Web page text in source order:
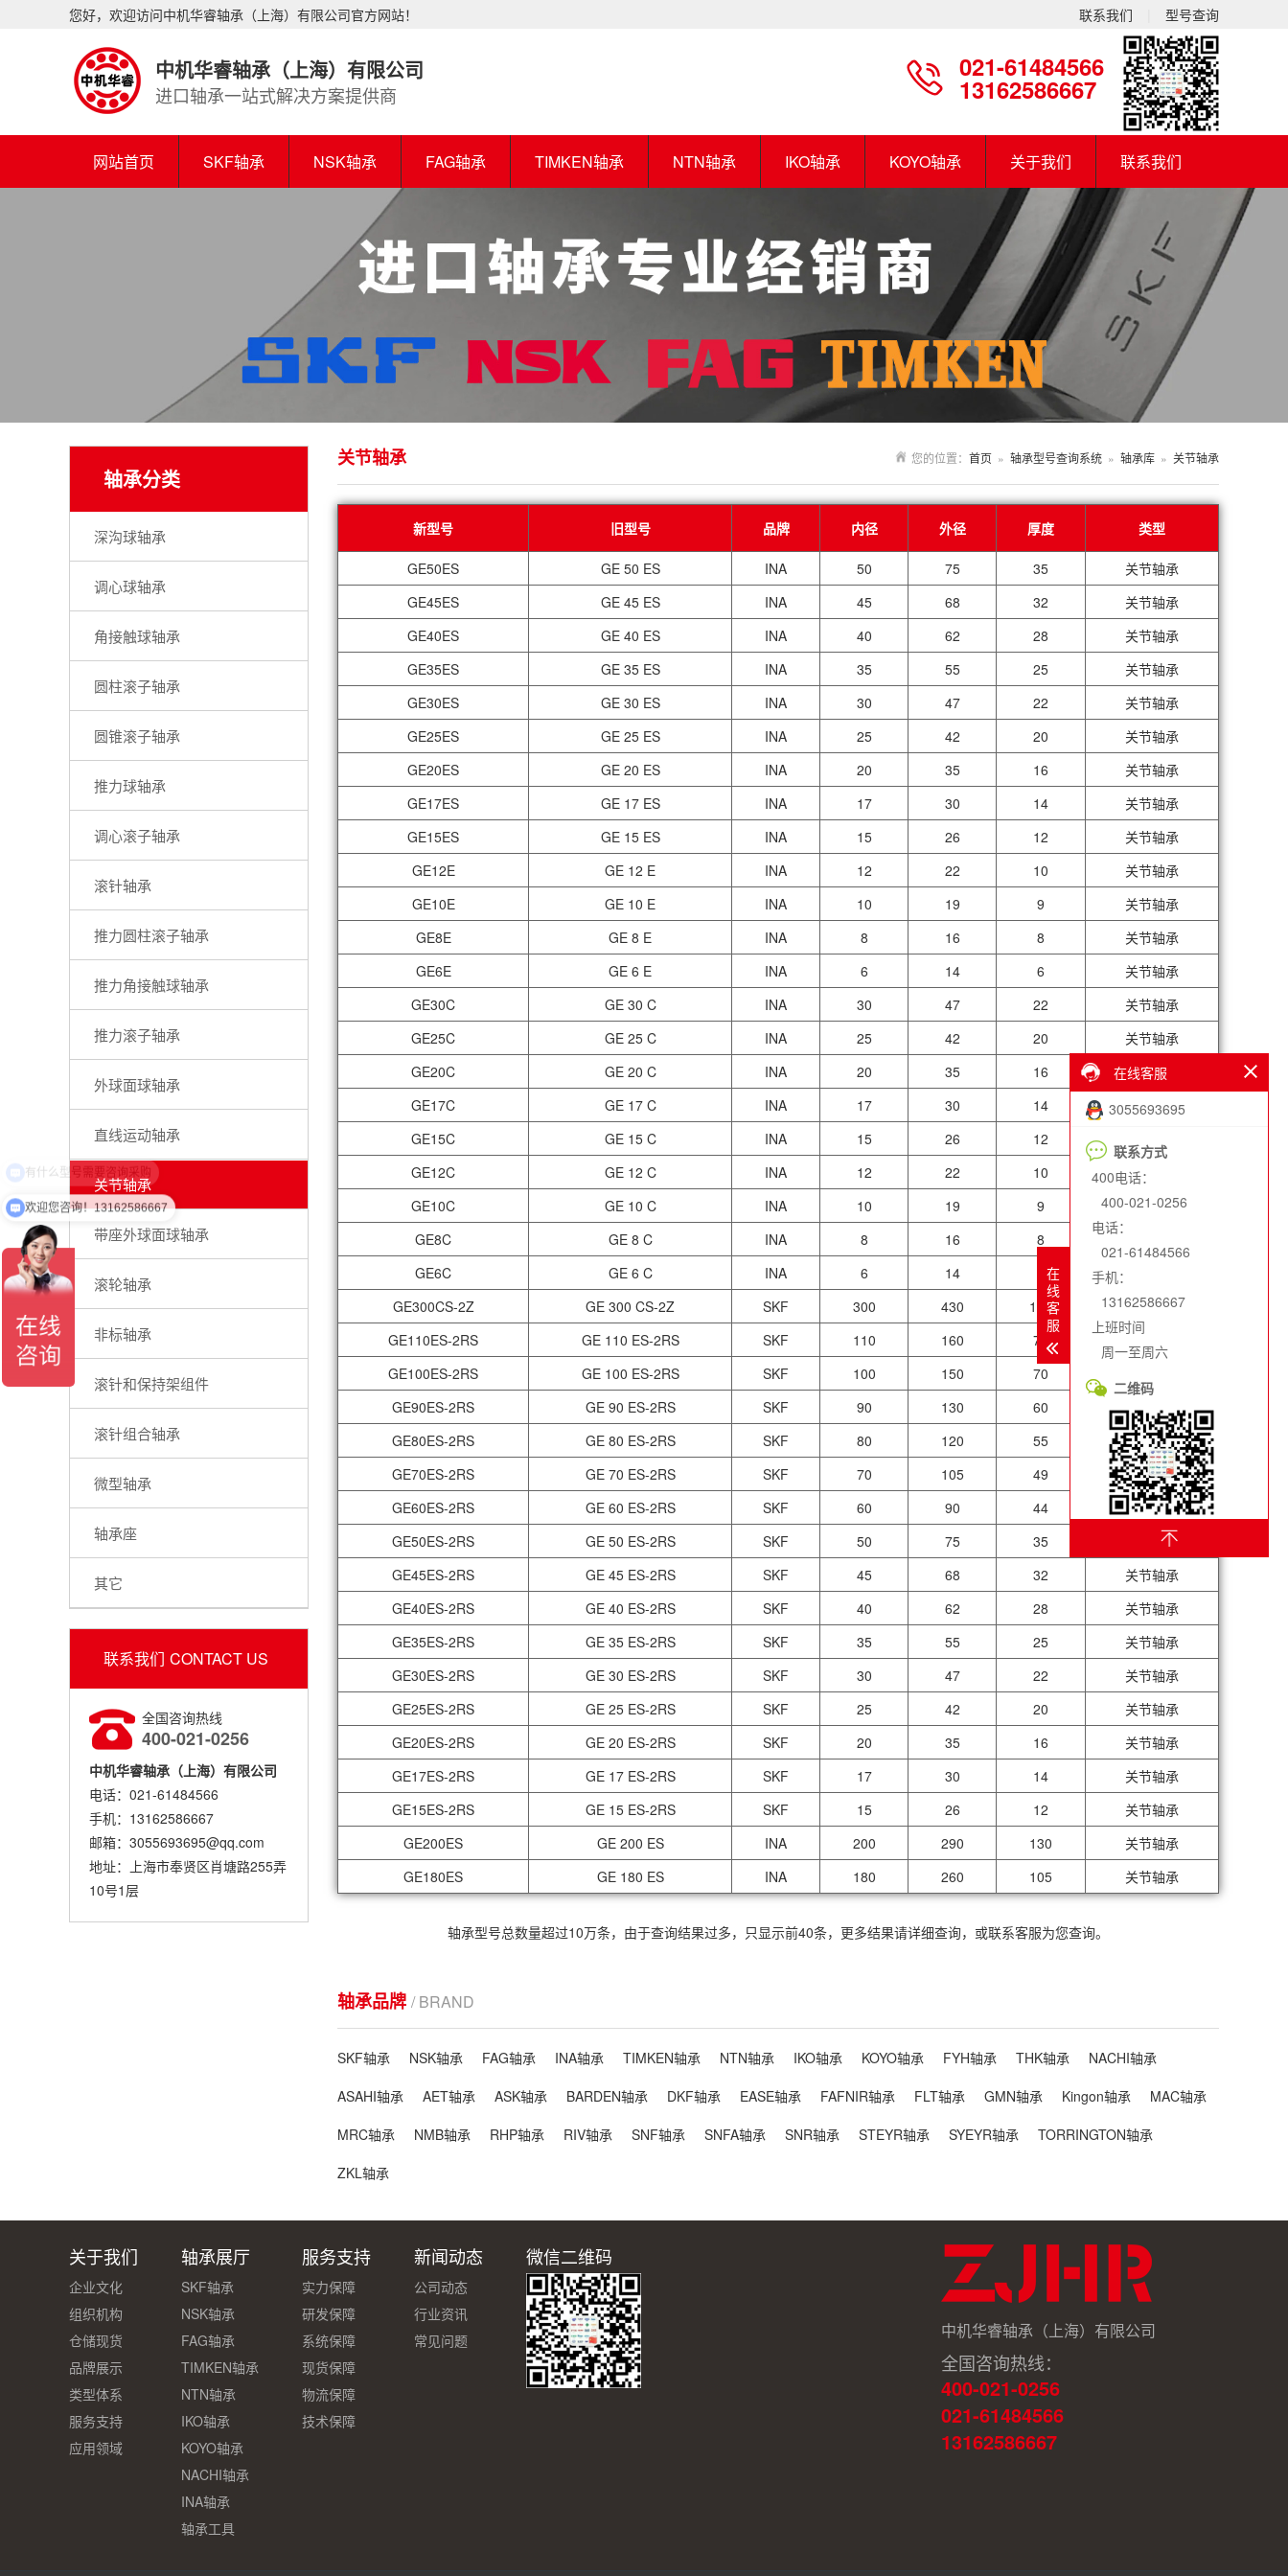
联系我们 型号查询
您好，欢迎访问中机华睿轴承（上海）有限公司官方网站！
中机华睿轴承（上海）有限公司
进口轴承一站式解决方案提供商
021-61484566
13162586667
网站首页 SKF轴承 NSK轴承 FAG轴承 TIMKEN轴承 NTN轴承 IKO轴承 KOYO轴承 关于我们 联系我们
轴承分类
深沟球轴承
调心球轴承
角接触球轴承
圆柱滚子轴承
圆锥滚子轴承
推力球轴承
调心滚子轴承
滚针轴承
推力圆柱滚子轴承
推力角接触球轴承
推力滚子轴承
外球面球轴承
直线运动轴承
关节轴承
带座外球面球轴承
滚轮轴承
非标轴承
滚针和保持架组件
滚针组合轴承
微型轴承
轴承座
其它
联系我们 CONTACT US
全国咨询热线
400-021-0256
中机华睿轴承（上海）有限公司
电话：021-61484566
手机：13162586667
邮箱：3055693695@qq.com
地址：上海市奉贤区肖塘路255弄
10号1层
您的位置： 首页 » 轴承型号查询系统 » 轴承库 » 关节轴承
关节轴承
新型号 旧型号 品牌 内径 外径 厚度 类型
GE50ES GE 50 ES INA 50 75 35
关节轴承
GE45ES
GE 45 ES INA 45 68 32
关节轴承
GE40ES
GE 40 ES INA 40 62 28
关节轴承
GE35ES
GE 35 ES INA 35 55 25
关节轴承
GE30ES
GE 30 ES INA 30 47 22
关节轴承
GE25ES
GE 25 ES INA 25 42 20
关节轴承
GE20ES
GE 20 ES INA 20 35 16
关节轴承
GE17ES
GE 17 ES INA 17 30 14
关节轴承
GE15ES
GE 15 ES INA 15 26 12
关节轴承
GE12E
GE 12 E INA 12 22 10
关节轴承
GE10E
GE 10 E INA 10 19 9
关节轴承
GE8E
GE 8 E INA 8 16 8
关节轴承
GE6E
GE 6 E INA 6 14 6
关节轴承
GE30C
GE 30 C INA 30 47 22
关节轴承
GE25C
GE 25 C INA 25 42 20
关节轴承
GE20C
GE 20 C INA 20 35 16
关节轴承
GE17C
GE 17 C INA 17 30 14
关节轴承
GE15C
GE 15 C INA 15 26 12
GE12C
GE 12 C INA 12 22 10
关节轴承
GE10C
GE 10 C INA 10 19 9
关节轴承
GE8C
GE 8 C INA 8 16 8
GE6C
GE 6 C INA 6 14
GE300CS-2Z
GE 300 CS-2Z SKF 300 430 165
关节轴承
GE110ES-2RS
GE 110 ES-2RS SKF 110 160 70
关节轴承
GE100ES-2RS
GE 100 ES-2RS SKF 100 150 70
GE90ES-2RS
GE 90 ES-2RS SKF 90 130 60
关节轴承
GE80ES-2RS
GE 80 ES-2RS SKF 80 120 55
关节轴承
GE70ES-2RS
GE 70 ES-2RS SKF 70 105 49
关节轴承
GE60ES-2RS
GE 60 ES-2RS SKF 60 90 44
关节轴承
GE50ES-2RS
GE 50 ES-2RS SKF 50 75 35
关节轴承
GE45ES-2RS
GE 45 ES-2RS SKF 45 68 32
关节轴承
GE40ES-2RS
GE 40 ES-2RS SKF 40 62 28
关节轴承
GE35ES-2RS
GE 35 ES-2RS SKF 35 55 25
关节轴承
GE30ES-2RS
GE 30 ES-2RS SKF 30 47 22
关节轴承
GE25ES-2RS
GE 25 ES-2RS SKF 25 42 20
关节轴承
GE20ES-2RS
GE 20 ES-2RS SKF 20 35 16
关节轴承
GE17ES-2RS
GE 17 ES-2RS SKF 17 30 14
关节轴承
GE15ES-2RS
GE 15 ES-2RS SKF 15 26 12
关节轴承
GE200ES
GE 200 ES INA 200 290 130
关节轴承
GE180ES
GE 180 ES INA 180 260 105 关节轴承
轴承型号总数量超过10万条，由于查询结果过多，只显示前40条，更多结果请详细查询，或联系客服为您查询。
轴承品牌 / BRAND
SKF轴承 NSK轴承 FAG轴承 INA轴承 TIMKEN轴承 NTN轴承 IKO轴承 KOYO轴承 FYH轴承 THK轴承
NACHI轴承
ASAHI轴承
AET轴承 ASK轴承 BARDEN轴承 DKF轴承 EASE轴承 FAFNIR轴承 FLT轴承 GMN轴承 Kingon轴承
MAC轴承
MRC轴承
NMB轴承 RHP轴承 RIV轴承 SNF轴承 SNFA轴承 SNR轴承 STEYR轴承 SYEYR轴承
TORRINGTON轴承
ZKL轴承
关于我们
企业文化
组织机构
仓储现货
品牌展示
类型体系
服务支持
应用领域
轴承展厅
SKF轴承
NSK轴承
FAG轴承
TIMKEN轴承
NTN轴承
IKO轴承
KOYO轴承
NACHI轴承
INA轴承
轴承工具
服务支持
实力保障
研发保障
系统保障
现货保障
物流保障
技术保障
新闻动态
公司动态
行业资讯
常见问题
微信二维码
中机华睿轴承（上海）有限公司
全国咨询热线：
400-021-0256
021-61484566
13162586667
在线客服
3055693695
联系方式
400电话：
400-021-0256
电话：
021-61484566
手机：
13162586667
上班时间
周一至周六
二维码
在
线
客
服
欢迎您咨询！13162586667